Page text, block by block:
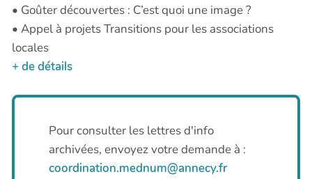
• Goûter découvertes : C’est quoi une image ?
• Appel à projets Transitions pour les associations
locales
+ de détails
Pour consulter les lettres d'info
archivées, envoyez votre demande à :
coordination.mednum@annecy.fr